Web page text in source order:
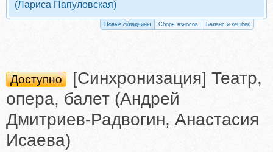
(Лариса Папуловская)
Новые складчины Сборы взносов Баланс и кешбек
Доступно
[Синхронизация] Театр,
опера, балет (Андрей
Дмитриев-Радвогин, Анастасия
Исаева)